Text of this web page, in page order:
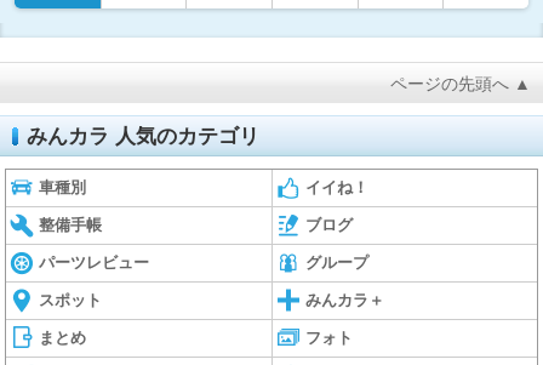
ページの先頭へ ▲
みんカラ 人気のカテゴリ
車種別 イイね！
整備手帳 ブログ
パーツレビュー グループ
スポット みんカラ＋
まとめ フォト